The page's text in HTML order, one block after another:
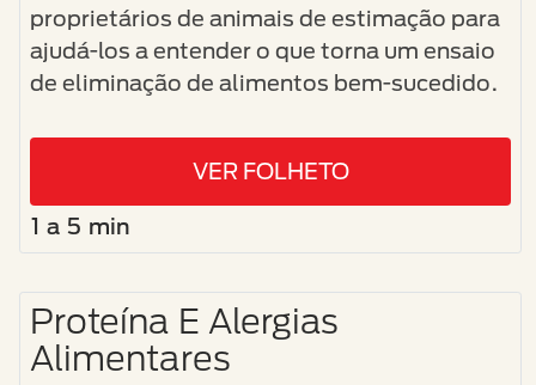
proprietários de animais de estimação para
ajudá-los a entender o que torna um ensaio
de eliminação de alimentos bem-sucedido.
VER FOLHETO
1 a 5 min
Proteína E Alergias
Alimentares